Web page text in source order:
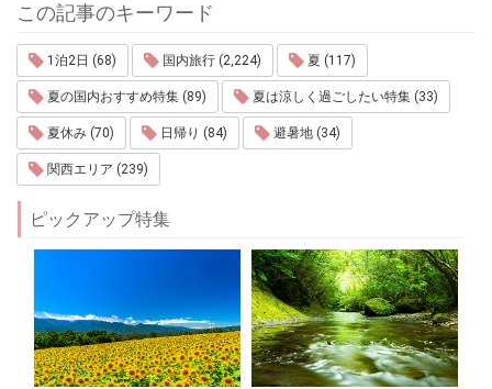
この記事のキーワード
1泊2日 (68) 国内旅行 (2,224) 夏 (117)
夏の国内おすすめ特集 (89) 夏は涼しく過ごしたい特集 (33)
夏休み (70) 日帰り (84) 避暑地 (34)
関西エリア (239)
ピックアップ特集